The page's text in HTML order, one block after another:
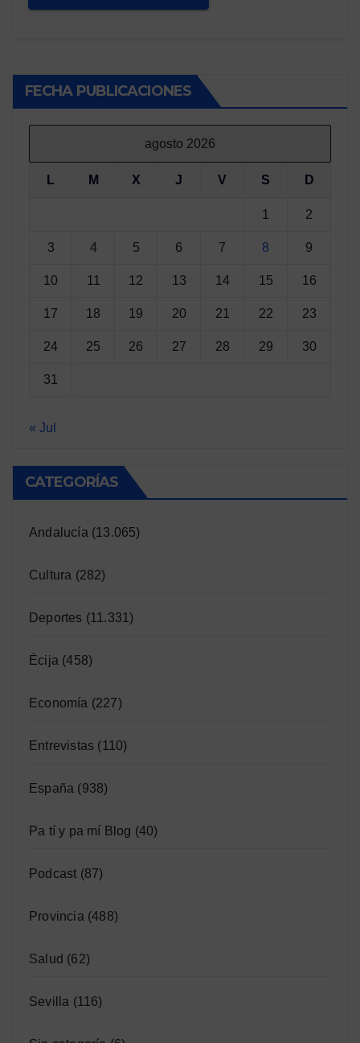
FECHA PUBLICACIONES
agosto 2026
L M X J V S D
1 2
3 4 5 6 7 8 9
10 11 12 13 14 15 16
17 18 19 20 21 22 23
24 25 26 27 28 29 30
31
« Jul
CATEGORÍAS
Andalucía (13.065)
Cultura (282)
Deportes (11.331)
Écija (458)
Economía (227)
Entrevistas (110)
España (938)
Pa tí y pa mí Blog (40)
Podcast (87)
Provincia (488)
Salud (62)
Sevilla (116)